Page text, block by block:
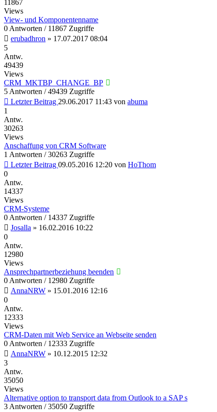
11867
Views
View- und Komponentenname
0 Antworten / 11867 Zugriffe
erubadhron » 17.07.2017 08:04
5
Antw.
49439
Views
CRM_MKTBP_CHANGE_BP
5 Antworten / 49439 Zugriffe
Letzter Beitrag 29.06.2017 11:43 von abuma
1
Antw.
30263
Views
Anschaffung von CRM Software
1 Antworten / 30263 Zugriffe
Letzter Beitrag 09.05.2016 12:20 von HoThom
0
Antw.
14337
Views
CRM-Systeme
0 Antworten / 14337 Zugriffe
Josalla » 16.02.2016 10:22
0
Antw.
12980
Views
Ansprechpartnerbeziehung beenden
0 Antworten / 12980 Zugriffe
AnnaNRW » 15.01.2016 12:16
0
Antw.
12333
Views
CRM-Daten mit Web Service an Webseite senden
0 Antworten / 12333 Zugriffe
AnnaNRW » 10.12.2015 12:32
3
Antw.
35050
Views
Alternative option to transport data from Outlook to a SAP s
3 Antworten / 35050 Zugriffe